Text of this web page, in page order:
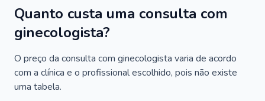
Quanto custa uma consulta com
ginecologista?
O preço da consulta com ginecologista varia de acordo
com a clínica e o profissional escolhido, pois não existe
uma tabela.